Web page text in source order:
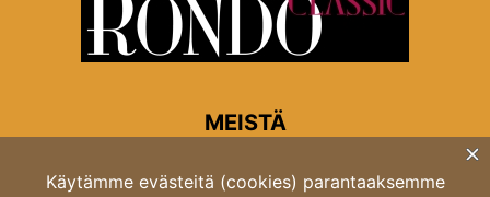
MEISTÄ
Rondon toimitus